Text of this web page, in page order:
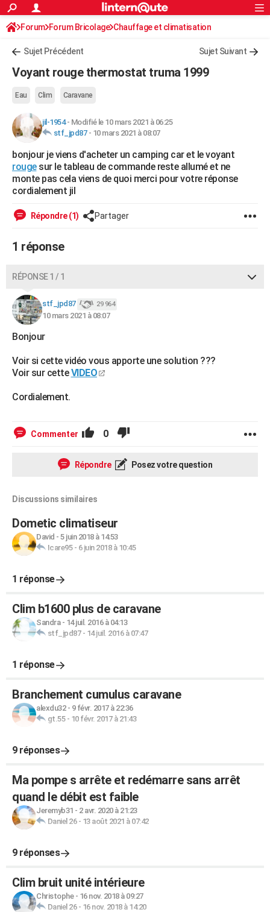
ACTUALITÉS
Politique
Société
Faits Divers
Education
Monde
Villes
+
AUTO
Essais
Réserver un essai
Citadines
Berlines
SUV
Forum auto
+HIGH-TECH
Mobiles
Meilleur smartphone
Internet
Ordinateurs
Jeux vidéo
Guide high-tech
+BRICOLAGE
Forum
Aménagement intérieur
Extérieur
Cuisine
Salle de bains
Jardinage
Rangement
WEEK-END
Guides de France
Escapades
Patrimoine
Expositions
Musées
Week-end nature
LIFESTYLE
Destinations
City break
Voyage nature
Voyage de noces
Forum
Climat
+
GUIDES D'ACHAT
BONS PLANS
CARTE DE VOEUX
Carte de Noël
Carte Bonne année
Carte Saint-Valentin
Carte Pâques
Carte d'anniversaire
COPAINS D'AVANT
Bricolage
Lifestyle
Culture
Sport
Auto
Television
Voyage
Cinema
Rechercher
S'inscrire
Connexion
Forum Forum Bricolage Chauffage et climatisation
Chauffage électrique /solaire
Sujet Précédent Sujet Suivant
Voyant rouge thermostat truma 1999
Eau Clim Caravane
jil-1954- Modifié le 10 mars 2021 à 06:25
stf_jpd87- 10 mars 2021 à 08:07
bonjour je viens d'acheter un camping car et le voyant
rougesur le tableau de commande reste allumé et ne
monte pas cela viens de quoi merci pour votre réponse
cordialement jil
Répondre (1) Partager
1 réponse
RÉPONSE 1 / 1
stf_jpd87 29 964
10 mars 2021 à 08:07
Bonjour
Voir si cette vidéo vous apporte une solution ???
Voir sur cetteVIDEO
Cordialement.
Commenter 0
Répondre Posez votre question
Discussions similaires
Dometic climatiseur
David - 5 juin 2018 à 14:53
Icare95- 6 juin 2018 à 10:45
1 réponse
Clim b1600 plus de caravane
Sandra- 14 juil. 2016 à 04:13
stf_jpd87- 14 juil. 2016 à 07:47
1 réponse
Branchement cumulus caravane
alexdu32- 9 févr. 2017 à 22:36
gt.55- 10 févr. 2017 à 21:43
9 réponses
Ma pompe s arrête et redémarre sans arrêt
quand le débit est faible
Jeremyb31 - 2 avr. 2020 à 21:23
Daniel 26- 13 août 2021 à 07:42
9 réponses
Clim bruit unité intérieure
Christophe- 16 nov. 2018 à 09:27
Daniel 26- 16 nov. 2018 à 14:20